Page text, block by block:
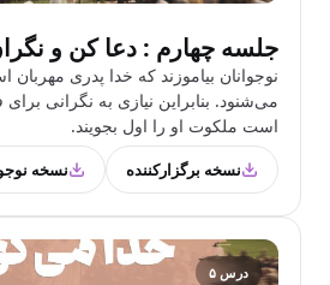
جلسه چهارم : دعا کن و
نوجوانان بیاموزند که خدا پدری مهربان
می‌شنود. بنابراین نیازی به نگرانی برای
است ملکوت او را اول بجویند.
نسخه برگزارکننده نسخه
درس ۵